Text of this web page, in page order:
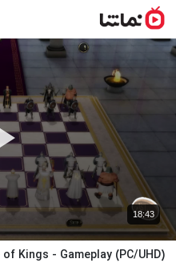
18:43
Kings - Gameplay (PC/UHD)